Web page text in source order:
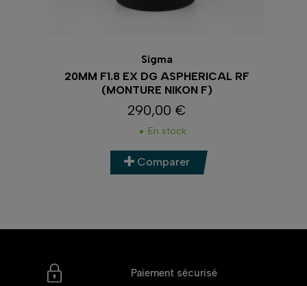
Sigma
20MM F1.8 EX DG ASPHERICAL RF
(MONTURE NIKON F)
Prix
290,00 €
En stock
Comparer
Paiement sécurisé